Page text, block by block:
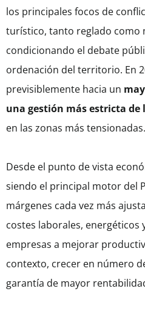
los principales focos de
turístico, tanto reglado como
condicionando el debate
ordenación del territorio. En
previsiblemente hacia un
una gestión más estricta de
en las zonas más tensionadas.
Desde el punto de vista
siendo el principal motor del
márgenes cada vez más
costes laborales, energéticos
empresas a mejorar
contexto, crecer en número
garantía de mayor